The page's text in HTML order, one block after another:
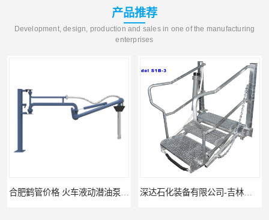
产品推荐
Development, design, production and sales in one of the manufacturing
enterprises